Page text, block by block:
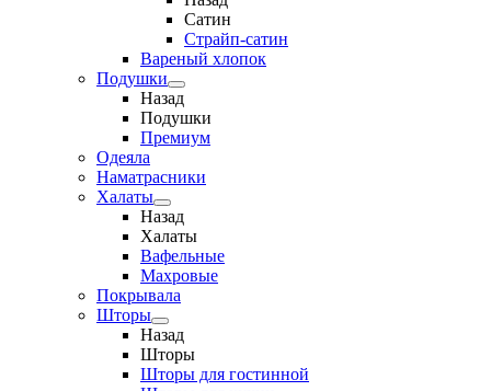
Сатин
Страйп-сатин
Вареный хлопок
Подушки
Назад
Подушки
Премиум
Одеяла
Наматрасники
Халаты
Назад
Халаты
Вафельные
Махровые
Покрывала
Шторы
Назад
Шторы
Шторы для гостинной